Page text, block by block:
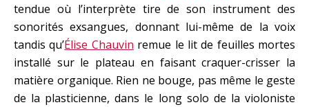
tendue où l’interprète tire de son instrument des
sonorités exsangues, donnant lui-même de la voix
tandis qu’Élise Chauvin remue le lit de feuilles mortes
installé sur le plateau en faisant craquer-crisser la
matière organique. Rien ne bouge, pas même le geste
de la plasticienne, dans le long solo de la violoniste